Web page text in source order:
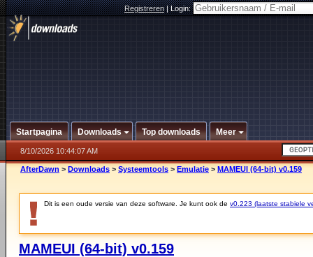
Registreren|Login:
Startpagina Downloads Top downloads Meer
8/10/2026 10:44:07 AM
AfterDawn > Downloads > Systeemtools > Emulatie > MAMEUI (64-bit) v0.159
Dit is een oude versie van deze software. Je kunt ook de v0.223 (laatste stabiele
MAMEUI (64-bit) v0.159